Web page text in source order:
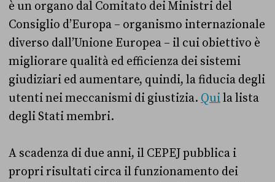
è un organo dal Comitato dei Ministri del
Consiglio d’Europa – organismo internazionale
diverso dall’Unione Europea – il cui obiettivo è
migliorare qualità ed efficienza dei sistemi
giudiziari ed aumentare, quindi, la fiducia degli
utenti nei meccanismi di giustizia. Quila lista
degli Stati membri.
A scadenza di due anni, il CEPEJ pubblica i
propri risultati circa il funzionamento dei